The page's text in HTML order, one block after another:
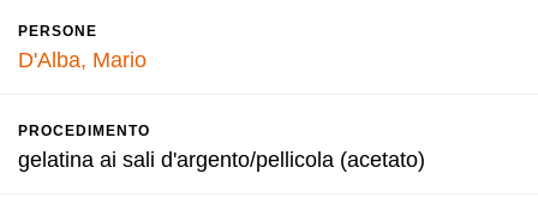
PERSONE
D'Alba, Mario
PROCEDIMENTO
gelatina ai sali d'argento/pellicola (acetato)